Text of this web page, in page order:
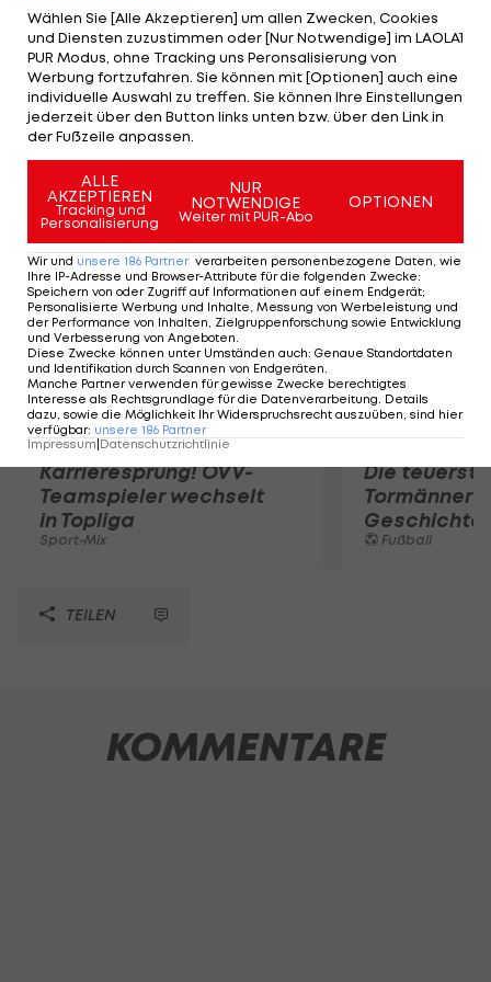
netto jährlich verspricht. Zum Vergleich: Bisher
verdient Kroos bei Bayern München rund zwei
Millionen. In der Vergangenheit machte der 24-
Jährige keinen Hehl daraus, dass er vom
deutschen Rekordmeister eine ordentliche
Gehaltsaufbesserung erwarte.
Mehr zum Thema
Karrieresprung! ÖVV-
Teamspieler wechselt
in Topliga
Sport-Mix
Die
Tormänner
Geschichte
Fußball
TEILEN
KOMMENTARE
Wählen Sie [Alle Akzeptieren] um allen Zwecken, Cookies
und Diensten zuzustimmen oder [Nur Notwendige] im LAOLA1
PUR Modus, ohne Tracking uns Peronsalisierung von
Werbung fortzufahren. Sie können mit [Optionen] auch eine
individuelle Auswahl zu treffen. Sie können Ihre Einstellungen
jederzeit über den Button links unten bzw. über den Link in
der Fußzeile anpassen.
ALLE
AKZEPTIEREN
Tracking und
Personalisierung
NUR
NOTWENDIGE
Weiter mit PUR-Abo
OPTIONEN
Wir und unsere 186 Partner verarbeiten personenbezogene Daten, wie
Ihre IP-Adresse und Browser-Attribute für die folgenden Zwecke:
Speichern von oder Zugriff auf Informationen auf einem Endgerät;
Personalisierte Werbung und Inhalte, Messung von Werbeleistung und
der Performance von Inhalten, Zielgruppenforschung sowie Entwicklung
und Verbesserung von Angeboten.
Diese Zwecke können unter Umständen auch: Genaue Standortdaten
und Identifikation durch Scannen von Endgeräten.
Manche Partner verwenden für gewisse Zwecke berechtigtes
Interesse als Rechtsgrundlage für die Datenverarbeitung. Details
dazu, sowie die Möglichkeit Ihr Widerspruchsrecht auszuüben, sind hier
verfügbar: unsere 186 Partner
Impressum Datenschutzrichtlinie